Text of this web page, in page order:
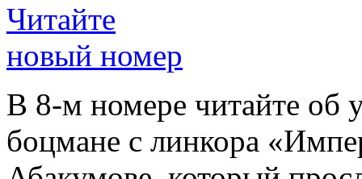
Читайте
новый номер
В 8-м номере читайте об
боцмане с линкора